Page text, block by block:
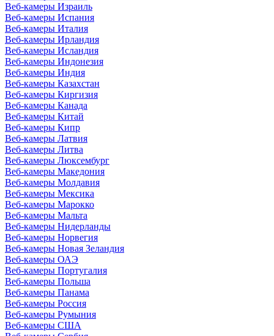
Веб-камеры Израиль
Веб-камеры Испания
Веб-камеры Италия
Веб-камеры Ирландия
Веб-камеры Исландия
Веб-камеры Индонезия
Веб-камеры Индия
Веб-камеры Казахстан
Веб-камеры Киргизия
Веб-камеры Канада
Веб-камеры Китай
Веб-камеры Кипр
Веб-камеры Латвия
Веб-камеры Литва
Веб-камеры Люксембург
Веб-камеры Македония
Веб-камеры Молдавия
Веб-камеры Мексика
Веб-камеры Марокко
Веб-камеры Мальта
Веб-камеры Нидерланды
Веб-камеры Норвегия
Веб-камеры Новая Зеландия
Веб-камеры ОАЭ
Веб-камеры Португалия
Веб-камеры Польша
Веб-камеры Панама
Веб-камеры Россия
Веб-камеры Румыния
Веб-камеры США